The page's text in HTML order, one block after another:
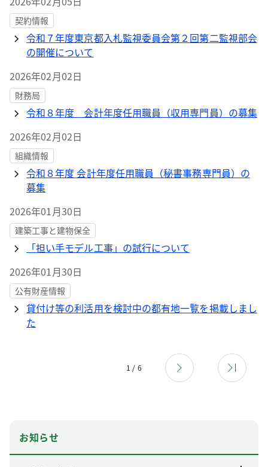
契約情報
令和７年度東京都入札監視委員会第２回第二監視部会
の開催について
2026年02月02日
財務局
令和８年度 会計年度任用職員（収用専門員）の募集
2026年02月02日
組織情報
令和８年度 会計年度任用職員（秘書事務専門員）の
募集
2026年01月30日
建築工事と建物保全
「担い手モデル工事」の試行について
2026年01月30日
公有財産情報
貸付け等の利活用を検討中の都有地一覧を掲載しまし
た
1 / 6
お知らせ